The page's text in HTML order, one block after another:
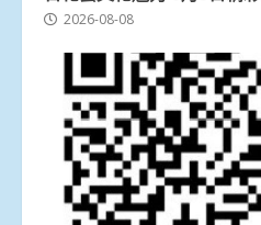
2026-08-08